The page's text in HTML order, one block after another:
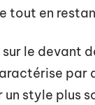
tout en
le devant
par
style plus